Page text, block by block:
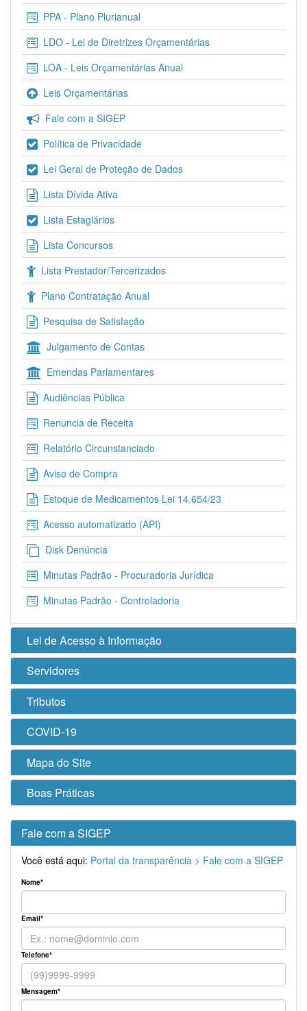
PPA - Plano Plurianual
LDO - Lei de Diretrizes Orçamentárias
LOA - Leis Orçamentárias Anual
Leis Orçamentárias
Fale com a SIGEP
Política de Privacidade
Lei Geral de Proteção de Dados
Lista Dívida Ativa
Lista Estagiários
Lista Concursos
Lista Prestador/Tercerizados
Plano Contratação Anual
Pesquisa de Satisfação
Julgamento de Contas
Emendas Parlamentares
Audiências Pública
Renuncia de Receita
Relatório Circunstanciado
Aviso de Compra
Estoque de Medicamentos Lei 14.654/23
Acesso automatizado (API)
Disk Denúncia
Minutas Padrão - Procuradoria Jurídica
Minutas Padrão - Controladoria
Lei de Acesso à Informação
Servidores
Tributos
COVID-19
Mapa do Site
Boas Práticas
Fale com a SIGEP
Você está aqui: Portal da transparência > Fale com a SIGEP
Nome*
Email*
Telefone*
Mensagem*